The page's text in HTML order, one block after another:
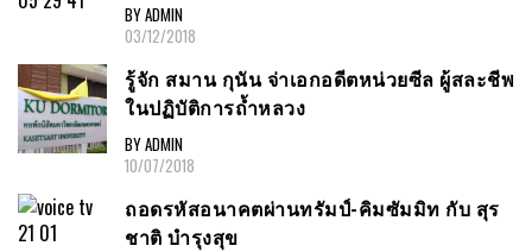
BY ADMIN
03/12/2018
รู้จัก สมาน กุนัน จ่าเอกอดีตหน่วยซีล ผู้สละชีพ
ในปฏิบัติการถ้ำหลวง
BY ADMIN
10/07/2018
ถอดรหัสอนาคตผ่านทรัมป์-คิมซัมมิท กับ สุร
ชาติ บำรุงสุข